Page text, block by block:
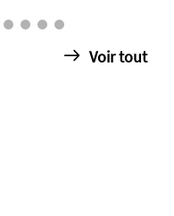
Voir tout